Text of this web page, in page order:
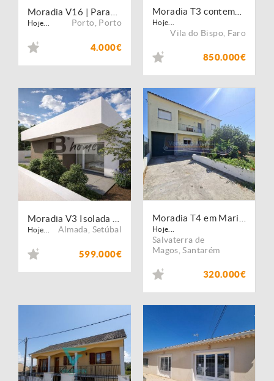
Hoje... Porto Porto
4.000€
Hoje...
Vila do Bispo Faro
850.000€
Hoje... Almada Setúbal
599.000€
Hoje...
Salvaterra de
Magos ,Santarém
320.000€